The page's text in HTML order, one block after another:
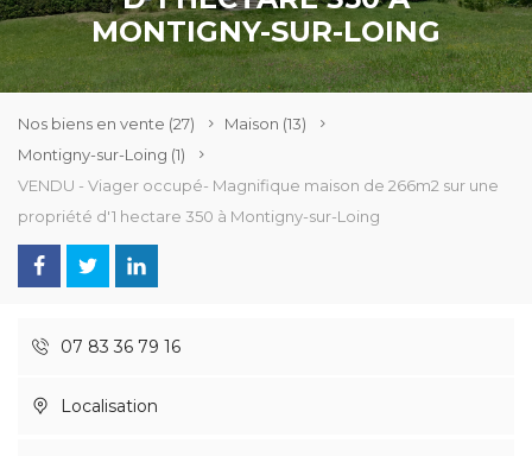
MONTIGNY-SUR-LOING
Nos biens en vente (27) Maison (13)
Montigny-sur-Loing (1)
VENDU - Viager occupé- Magnifique maison de 266m2 sur une
propriété d'1 hectare 350 à Montigny-sur-Loing
07 83 36 79 16
Localisation